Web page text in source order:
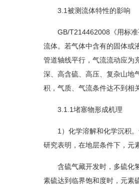
3.1被测流体特性的影响
GB/T214462008《用标准
流体。若气体中含有的固体或
管道轴线平行，气流流动应为
深、高含硫、高压、复杂山地
积，气质、气流条件达不到相
3.1.1堵塞物形成机理
1）化学溶解和化学沉积。
研究表明，在地层条件下，元
含硫气藏开发时，多硫化氢
素硫达到临界饱和度时，元素